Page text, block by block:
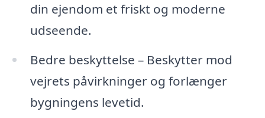
din ejendom et friskt og moderne
udseende.
Bedre beskyttelse – Beskytter mod
vejrets påvirkninger og forlænger
bygningens levetid.